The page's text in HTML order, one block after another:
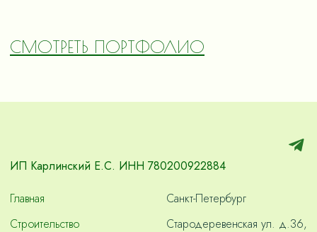
СМОТРЕТЬ ПОРТФОЛИО
ИП Карлинский Е.С. ИНН 780200922884
Главная
Строительство
Санкт-Петербург
Стародеревенская ул. д.36,